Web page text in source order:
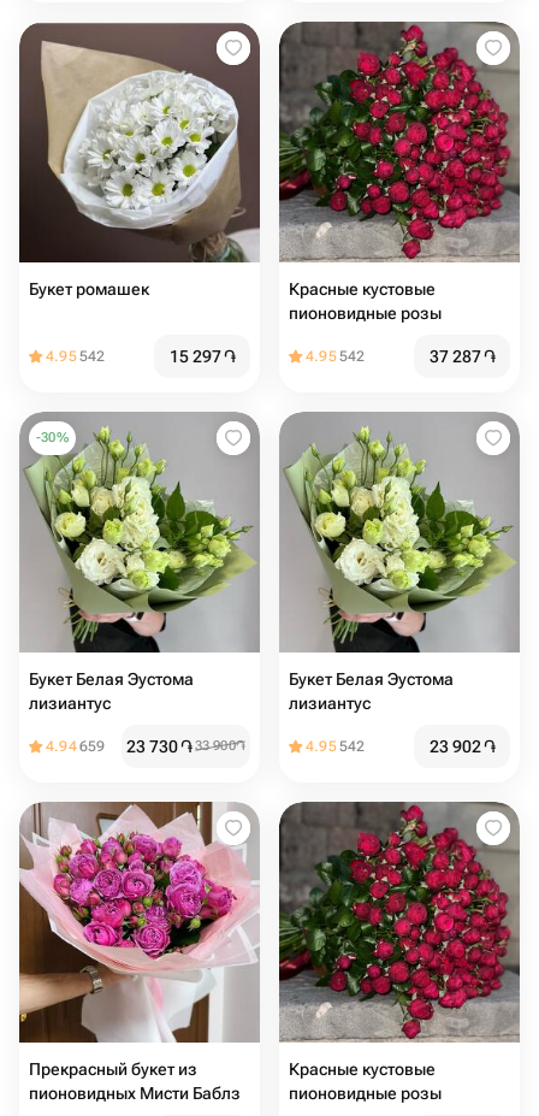
Букет ромашек
4.95542 15 297֏
Красные кустовые
пионовидные розы
4.95542 37 287֏
-30%
Букет Белая Эустома
лизиантус
4.94659 23 730֏33 900֏
Букет Белая Эустома
лизиантус
4.95542 23 902֏
Прекрасный букет из
пионовидных Мисти Баблз
Красные кустовые
пионовидные розы